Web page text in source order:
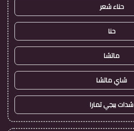
حناء شعر
حنا
ماتشا
شاي ماتشا
شدات ببجي تمارا